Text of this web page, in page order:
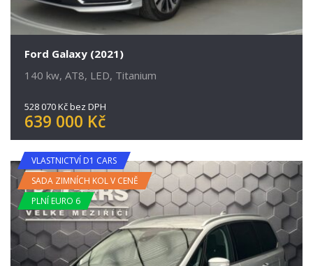
Ford Galaxy (2021)
140 kw, AT8, LED, Titanium
528 070 Kč bez DPH
639 000 Kč
VLASTNICTVÍ D1 CARS
SADA ZIMNÍCH KOL V CENĚ
PLNÍ EURO 6